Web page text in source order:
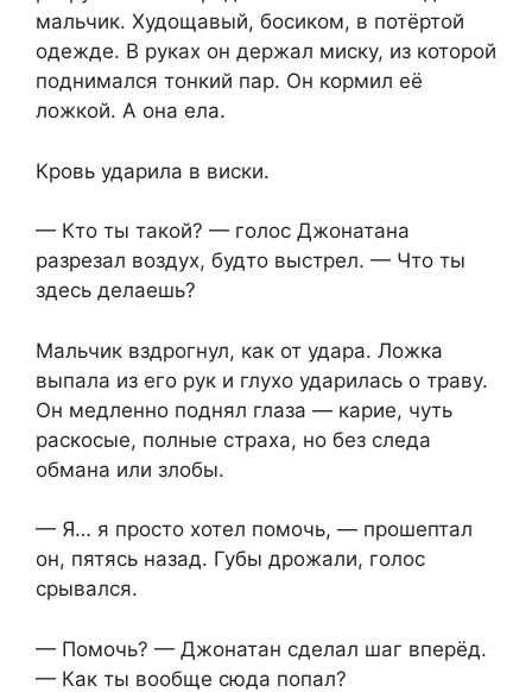
мальчик. Худощавый, босиком, в потёртой
одежде. В руках он держал миску, из которой
поднимался тонкий пар. Он кормил её
ложкой. А она ела.
Кровь ударила в виски.
— Кто ты такой? — голос Джонатана
разрезал воздух, будто выстрел. — Что ты
здесь делаешь?
Мальчик вздрогнул, как от удара. Ложка
выпала из его рук и глухо ударилась о траву.
Он медленно поднял глаза — карие, чуть
раскосые, полные страха, но без следа
обмана или злобы.
— Я… я просто хотел помочь, — прошептал
он, пятясь назад. Губы дрожали, голос
срывался.
— Помочь? — Джонатан сделал шаг вперёд.
— Как ты вообще сюда попал?